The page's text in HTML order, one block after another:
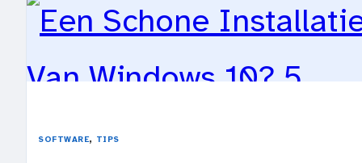
SOFTWARE, TIPS